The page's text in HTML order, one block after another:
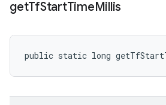
getTfStartTimeMillis
public static long